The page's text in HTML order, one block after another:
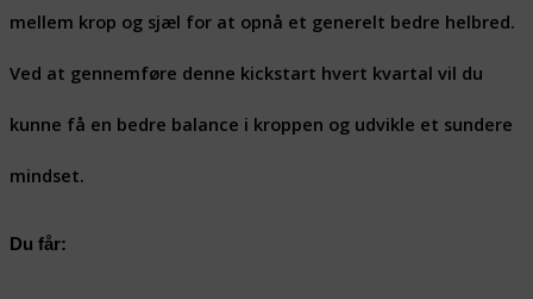
mellem krop og sjæl for at opnå et generelt bedre helbred.
Ved at gennemføre denne kickstart hvert kvartal vil du
kunne få en bedre balance i kroppen og udvikle et sundere
mindset.
Du får: